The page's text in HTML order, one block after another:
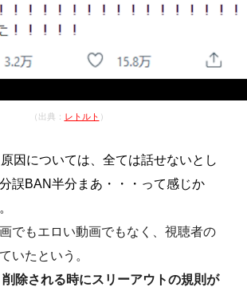
（出典： レトルト ）
因については、全ては話せないとし
誤BAN半分まあ・・・って感じか
でもエロい動画でもなく、視聴者の
いたという。
除される時にスリーアウトの規則が